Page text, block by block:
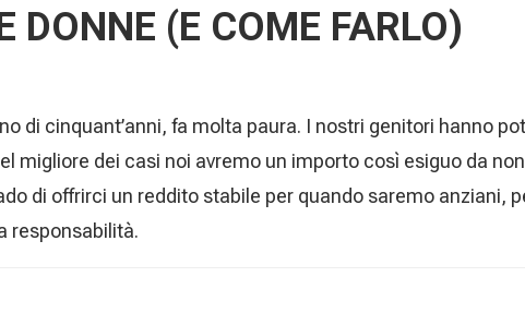
DONNE (E COME FARLO)
di cinquant’anni, fa molta paura. I nostri genitori hanno
migliore dei casi noi avremo un importo così esiguo da
di offrirci un reddito stabile per quando saremo anziani,
responsabilità.